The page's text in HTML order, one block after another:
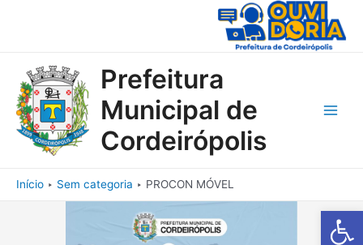
Barra de
Prefeitura
Municipal de
Cordeirópolis
Início Sem categoria PROCON MÓVEL